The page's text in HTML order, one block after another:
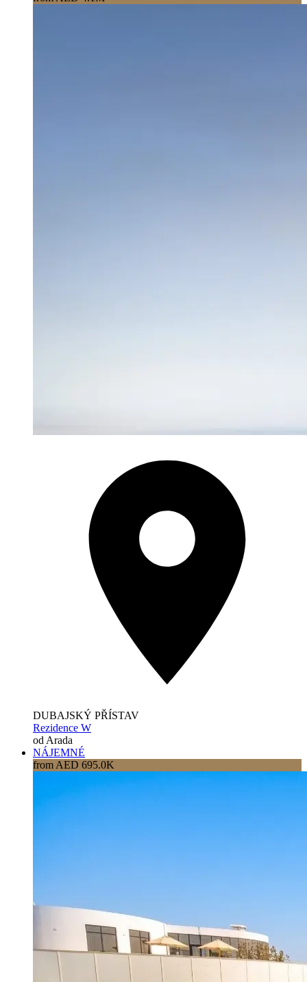
DUBAJSKÝ PŘÍSTAV
Rezidence W
od Arada
NÁJEMNÉ
from AED 695.0K